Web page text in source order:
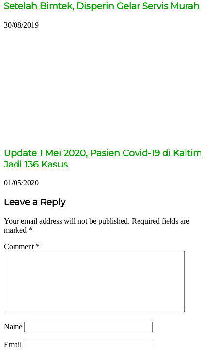
Setelah Bimtek, Disperin Gelar Servis Murah
30/08/2019
Update 1 Mei 2020, Pasien Covid-19 di Kaltim
Jadi 136 Kasus
01/05/2020
Leave a Reply
Your email address will not be published. Required fields are
marked *
Comment *
Name
Email